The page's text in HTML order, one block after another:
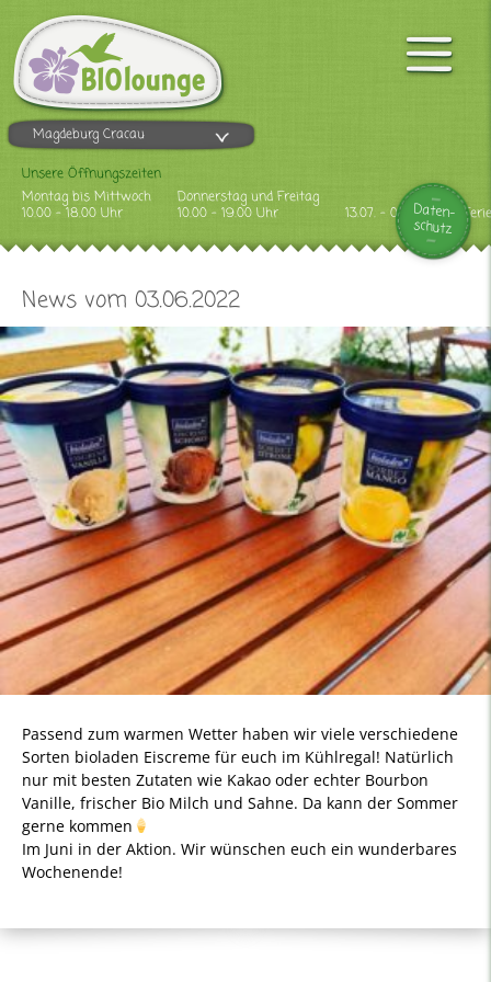
Magdeburg Cracau
Unsere Öffnungszeiten
Montag bis Mittwoch
10.00 - 18.00 Uhr
Donnerstag und Freitag
10.00 - 19.00 Uhr
13.07. - 09.08.2026
Daten-
schutz
News vom 03.06.2022
Passend zum warmen Wetter haben wir viele verschiedene
Sorten bioladen Eiscreme für euch im Kühlregal! Natürlich
nur mit besten Zutaten wie Kakao oder echter Bourbon
Vanille, frischer Bio Milch und Sahne. Da kann der Sommer
gerne kommen
Im Juni in der Aktion. Wir wünschen euch ein wunderbares
Wochenende!